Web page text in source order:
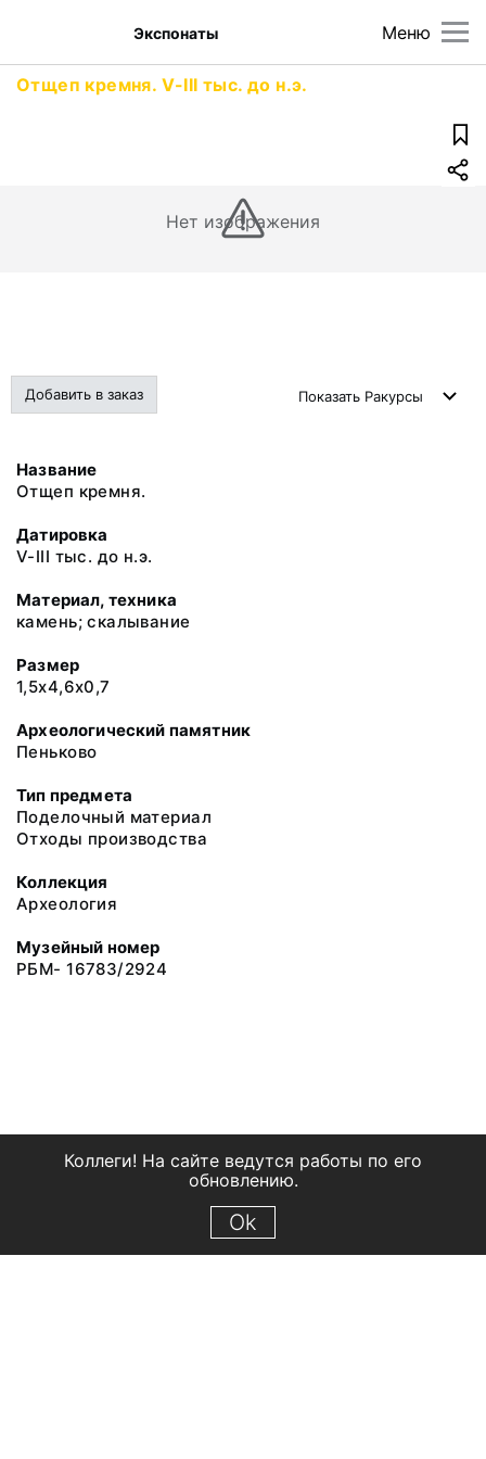
Меню
Экспонаты
Отщеп кремня. V-III тыс. до н.э.
Нет изображения
Добавить в заказ Показать Ракурсы
Название
Отщеп кремня.
Датировка
V-III тыс. до н.э.
Материал, техника
камень; скалывание
Размер
1,5х4,6х0,7
Археологический памятник
Пеньково
Тип предмета
Поделочный материал
Отходы производства
Коллекция
Археология
Музейный номер
РБМ- 16783/2924
Коллеги! На сайте ведутся работы по его
обновлению.
Ok